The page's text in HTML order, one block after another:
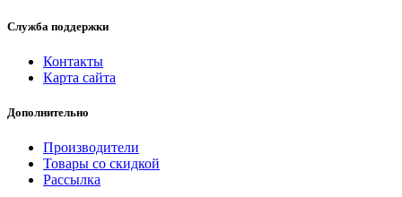
Служба поддержки
Контакты
Карта сайта
Дополнительно
Производители
Товары со скидкой
Рассылка